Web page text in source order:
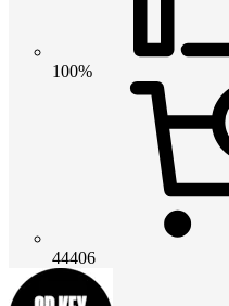
100%
44406